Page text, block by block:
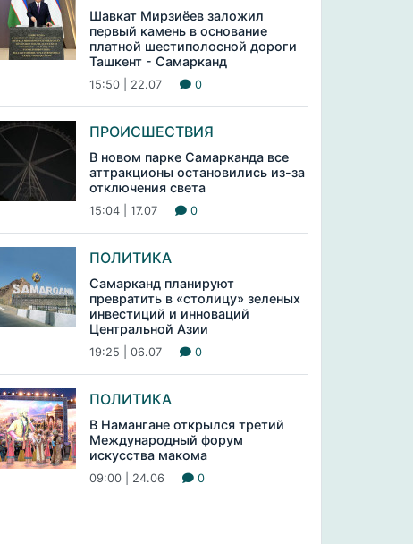
Шавкат Мирзиёев заложил
первый камень в основание
платной шестиполосной дороги
Ташкент - Самарканд
15:50 | 22.07 0
ПРОИСШЕСТВИЯ
В новом парке Самарканда все
аттракционы остановились из-за
отключения света
15:04 | 17.07 0
ПОЛИТИКА
Самарканд планируют
превратить в «столицу» зеленых
инвестиций и инноваций
Центральной Азии
19:25 | 06.07 0
ПОЛИТИКА
В Намангане открылся третий
Международный форум
искусства макома
09:00 | 24.06 0